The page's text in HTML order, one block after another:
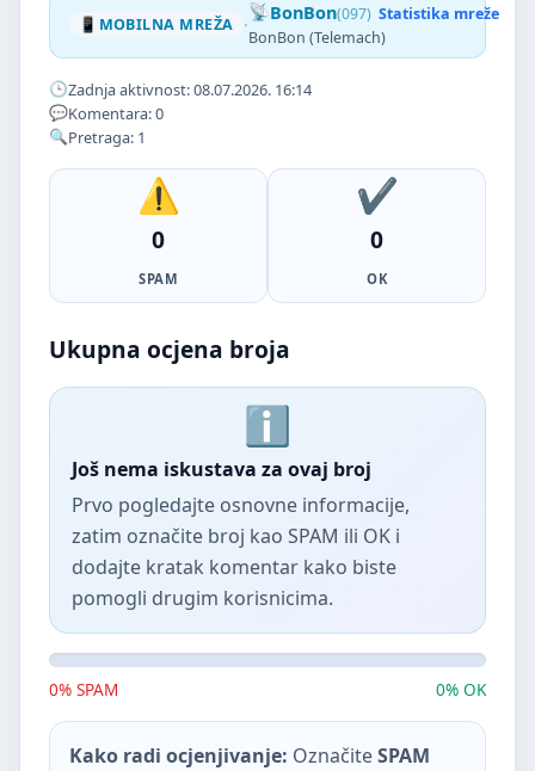
MOBILNA MREŽA · BonBon(097) Statistika mreže
BonBon (Telemach)
Zadnja aktivnost: 08.07.2026. 16:14
Komentara: 0
Pretraga: 1
0
SPAM
0
OK
Ukupna ocjena broja
Još nema iskustava za ovaj broj
Prvo pogledajte osnovne informacije,
zatim označite broj kao SPAM ili OK i
dodajte kratak komentar kako biste
pomogli drugim korisnicima.
0% SPAM 0% OK
Kako radi ocjenjivanje: OznačiteSPAM